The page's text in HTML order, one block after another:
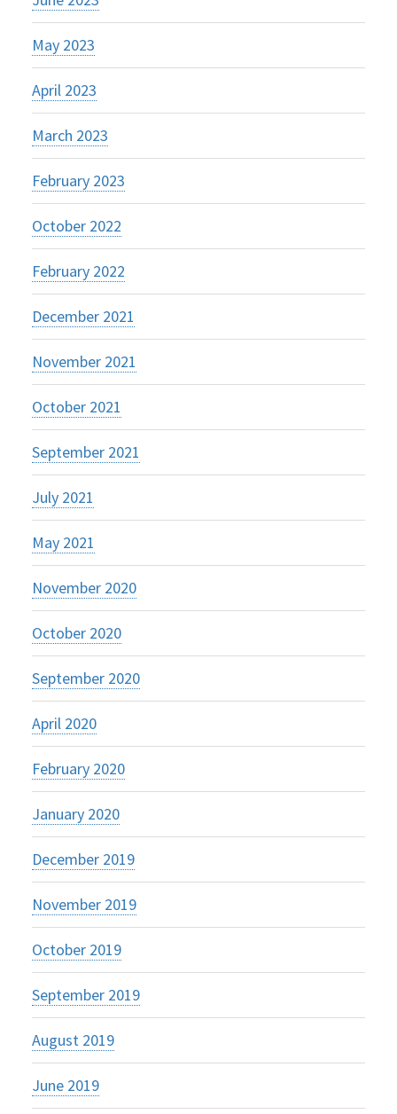
May 2023
April 2023
March 2023
February 2023
October 2022
February 2022
December 2021
November 2021
October 2021
September 2021
July 2021
May 2021
November 2020
October 2020
September 2020
April 2020
February 2020
January 2020
December 2019
November 2019
October 2019
September 2019
August 2019
June 2019